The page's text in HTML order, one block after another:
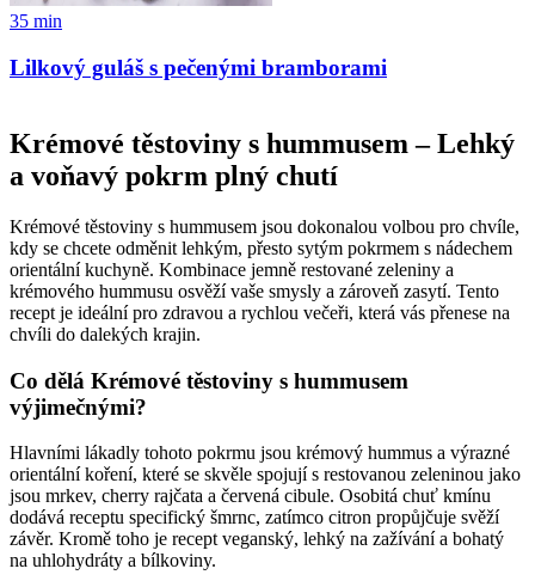
35 min
Lilkový guláš s pečenými bramborami
Krémové těstoviny s hummusem – Lehký
a voňavý pokrm plný chutí
Krémové těstoviny s hummusem jsou dokonalou volbou pro chvíle,
kdy se chcete odměnit lehkým, přesto sytým pokrmem s nádechem
orientální kuchyně. Kombinace jemně restované zeleniny a
krémového hummusu osvěží vaše smysly a zároveň zasytí. Tento
recept je ideální pro zdravou a rychlou večeři, která vás přenese na
chvíli do dalekých krajin.
Co dělá Krémové těstoviny s hummusem
výjimečnými?
Hlavními lákadly tohoto pokrmu jsou krémový hummus a výrazné
orientální koření, které se skvěle spojují s restovanou zeleninou jako
jsou mrkev, cherry rajčata a červená cibule. Osobitá chuť kmínu
dodává receptu specifický šmrnc, zatímco citron propůjčuje svěží
závěr. Kromě toho je recept veganský, lehký na zažívání a bohatý
na uhlohydráty a bílkoviny.